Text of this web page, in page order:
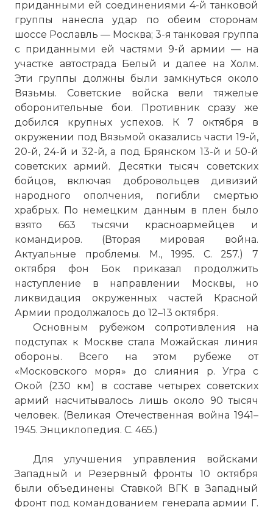
приданными ей соединениями 4-й танковой
группы нанесла удар по обеим сторонам
шоссе Рославль — Москва; 3-я танковая группа
с приданными ей частями 9-й армии — на
участке автострада Белый и далее на Холм.
Эти группы должны были замкнуться около
Вязьмы. Советские войска вели тяжелые
оборонительные бои. Противник сразу же
добился крупных успехов. К 7 октября в
окружении под Вязьмой оказались части 19-й,
20-й, 24-й и 32-й, а под Брянском 13-й и 50-й
советских армий. Десятки тысяч советских
бойцов, включая добровольцев дивизий
народного ополчения, погибли смертью
храбрых. По немецким данным в плен было
взято 663 тысячи красноармейцев и
командиров. (Вторая мировая война.
Актуальные проблемы. М., 1995. С. 257.) 7
октября фон Бок приказал продолжить
наступление в направлении Москвы, но
ликвидация окруженных частей Красной
Армии продолжалось до 12–13 октября.
Основным рубежом сопротивления на
подступах к Москве стала Можайская линия
обороны. Всего на этом рубеже от
«Московского моря» до слияния р. Угра с
Окой (230 км) в составе четырех советских
армий насчитывалось лишь около 90 тысяч
человек. (Великая Отечественная война 1941–
1945. Энциклопедия. С. 465.)
Для улучшения управления войсками
Западный и Резервный фронты 10 октября
были объединены Ставкой ВГК в Западный
фронт под командованием генерала армии Г.